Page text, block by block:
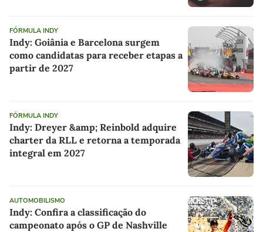
FÓRMULA INDY
Indy: Goiânia e Barcelona surgem
como candidatas para receber etapas a
partir de 2027
FÓRMULA INDY
Indy: Dreyer &amp; Reinbold adquire
charter da RLL e retorna a temporada
integral em 2027
AUTOMOBILISMO
Indy: Confira a classificação do
campeonato após o GP de Nashville